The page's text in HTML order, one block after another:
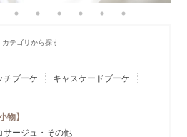
カテゴリから探す
チブーケ
キャスケードブーケ
物】
サージュ・その他